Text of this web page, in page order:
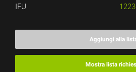
IFU
1223
Aggiungi alla
Mostra lista